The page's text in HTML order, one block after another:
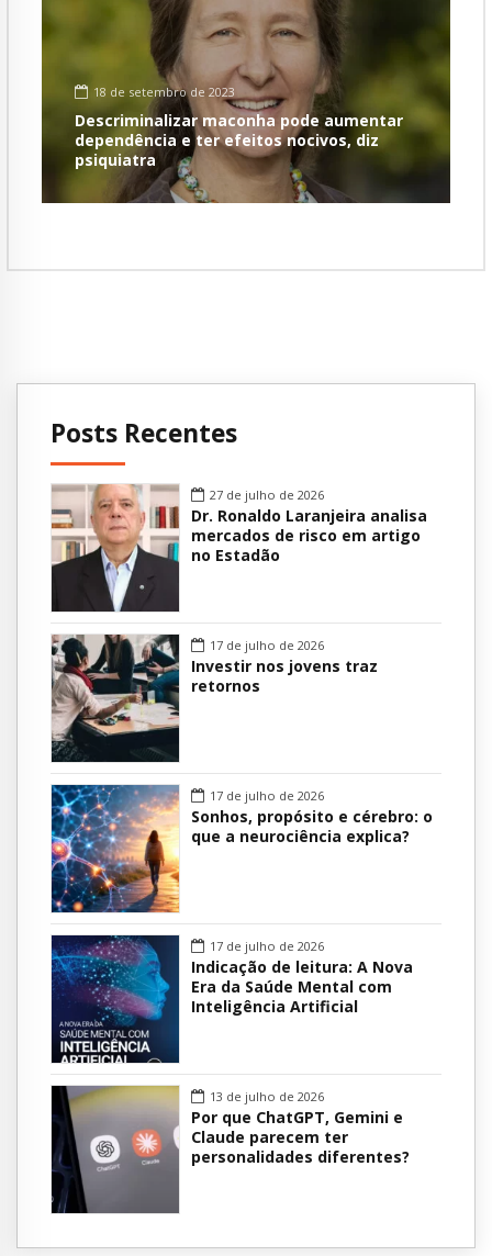
18 de setembro de 2023
Descriminalizar maconha pode aumentar
dependência e ter efeitos nocivos, diz
psiquiatra
Posts Recentes
27 de julho de 2026
Dr. Ronaldo Laranjeira analisa
mercados de risco em artigo
no Estadão
17 de julho de 2026
Investir nos jovens traz
retornos
17 de julho de 2026
Sonhos, propósito e cérebro: o
que a neurociência explica?
17 de julho de 2026
Indicação de leitura: A Nova
Era da Saúde Mental com
Inteligência Artificial
13 de julho de 2026
Por que ChatGPT, Gemini e
Claude parecem ter
personalidades diferentes?